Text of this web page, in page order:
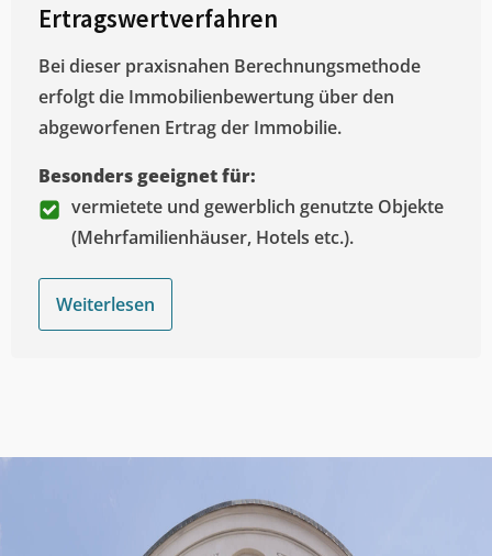
Ertragswertverfahren
Bei dieser praxisnahen Berechnungsmethode
erfolgt die Immobilienbewertung über den
abgeworfenen Ertrag der Immobilie.
Besonders geeignet für:
vermietete und gewerblich genutzte Objekte
(Mehrfamilienhäuser, Hotels etc.).
Weiterlesen